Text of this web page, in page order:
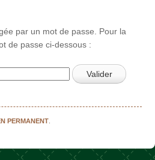
par un mot de passe. Pour la
de passe ci-dessous :
PERMANENT